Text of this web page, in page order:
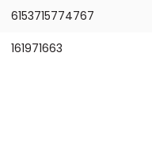
6153715774767
161971663